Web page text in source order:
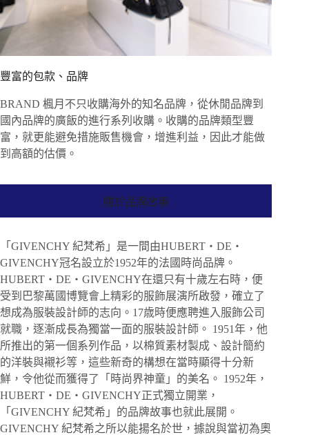
豐富的包款、品牌
BRAND 楓月不只收購海外的知名品牌，從休閒品牌到
國內品牌的廣飯的進行系列收購。收購的品牌類型豐
富，就更能避免措施販售機會，增進利益，因此才能做
到高額的估價。
關於品牌故事
「GIVENCHY 紀梵希」是一間由HUBERT・DE・
GIVENCHY冠名設立於1952年的法國時尚品牌。
HUBERT・DE・GIVENCHY在還只有十歲左右時，便
受到巴黎萬國博覽會上精彩的服飾展演所啟發，確立了
想成為服裝設計師的志向。17歳時便應聘進入服飾公司
就職，逐漸成長為獨當一面的服裝設計師。 1951年，他
所推出的第一個系列作品，以棉質素材製成、設計簡約
的洋裝與襯衫等，這些新奇的構想在當時顯得十分新
鮮，令他從而獲得了「時尚界神童」的美名。 1952年，
HUBERT・DE・GIVENCHY正式獨立開業，
「GIVENCHY 紀梵希」的品牌故事也就此展開。
GIVENCHY 紀梵希之所以能揚名於世，據說與當初為奧